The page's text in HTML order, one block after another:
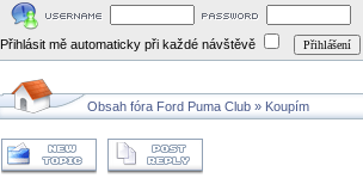
Přihlásit mě automaticky při každé návštěvě
Obsah fóra Ford Puma Club » Koupím